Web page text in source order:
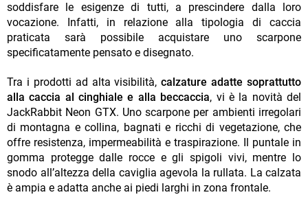
soddisfare le esigenze di tutti, a prescindere dalla loro
vocazione. Infatti, in relazione alla tipologia di caccia
praticata sarà possibile acquistare uno scarpone
specificatamente pensato e disegnato.
Tra i prodotti ad alta visibilità,calzature adatte soprattutto
alla caccia al cinghiale e alla beccaccia, vi è la novità del
JackRabbit Neon GTX. Uno scarpone per ambienti irregolari
di montagna e collina, bagnati e ricchi di vegetazione, che
offre resistenza, impermeabilità e traspirazione. Il puntale in
gomma protegge dalle rocce e gli spigoli vivi, mentre lo
snodo all’altezza della caviglia agevola la rullata. La calzata
è ampia e adatta anche ai piedi larghi in zona frontale.